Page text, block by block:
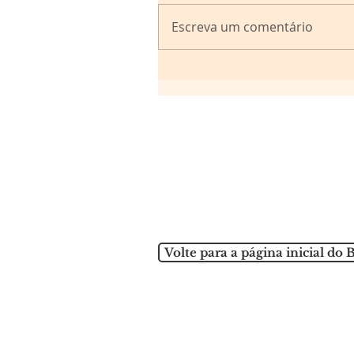
Escreva um comentário
Volte para a página inicial do